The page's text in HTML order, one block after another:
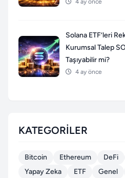
4 ay önce
Solana ETF’leri
Kurumsal Talep
Taşıyabilir mi?
4 ay önce
KATEGORILER
Bitcoin Ethereum DeFi
Yapay Zeka
ETF Genel